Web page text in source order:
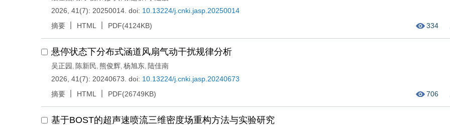
2026, 41(7): 20250014. doi: 10.13224/j.cnki.jasp.20250014
摘要
HTML PDF(4124KB) 334
悬停状态下分布式涵道风扇气动干扰规律分析
吴正园 , 陈新民, 熊俊辉, 杨旭东, 陆佳南
2026, 41(7): 20240673. doi: 10.13224/j.cnki.jasp.20240673
摘要
HTML PDF(26749KB) 706
基于BOST的超声速喷流三维密度场重构方法与实验研究